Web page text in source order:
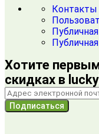
Контакты
Хотите
скидках в
Подписаться